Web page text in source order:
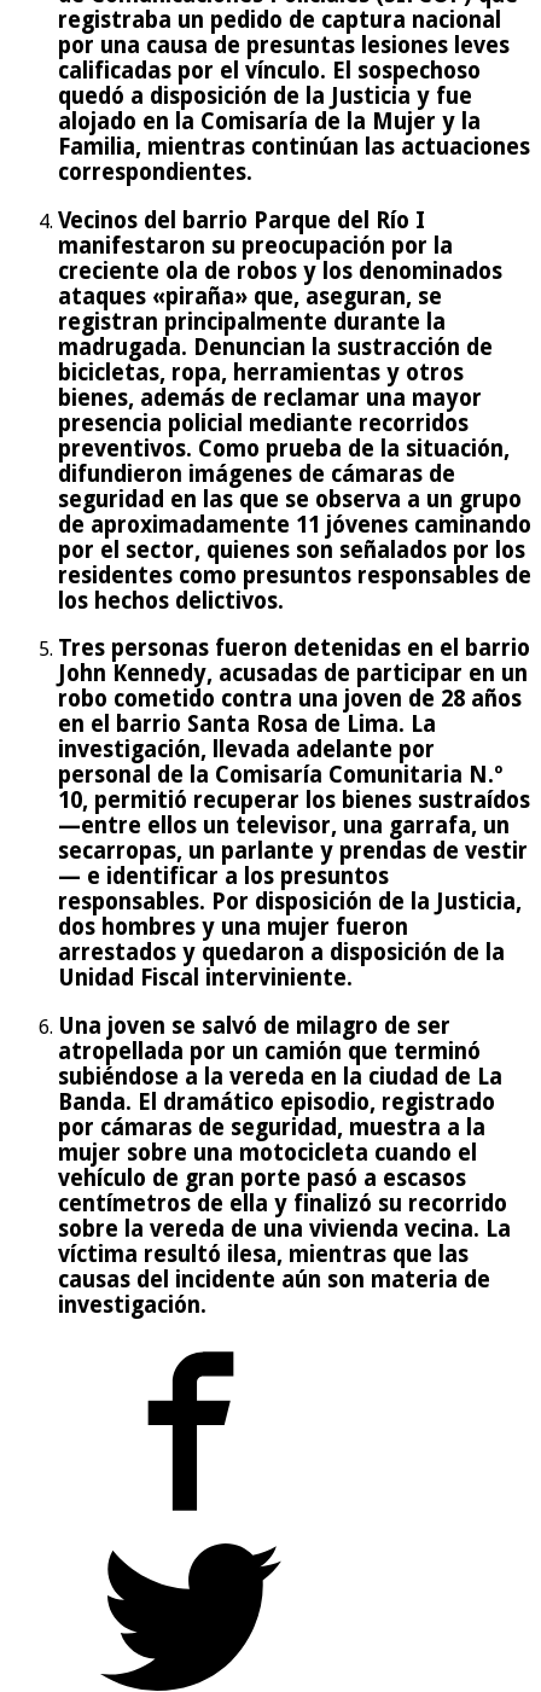
registraba un pedido de captura nacional
por una causa de presuntas lesiones leves
calificadas por el vínculo. El sospechoso
quedó a disposición de la Justicia y fue
alojado en la Comisaría de la Mujer y la
Familia, mientras continúan las actuaciones
correspondientes.
Vecinos del barrio Parque del Río I
manifestaron su preocupación por la
creciente ola de robos y los denominados
ataques «piraña» que, aseguran, se
registran principalmente durante la
madrugada. Denuncian la sustracción de
bicicletas, ropa, herramientas y otros
bienes, además de reclamar una mayor
presencia policial mediante recorridos
preventivos. Como prueba de la situación,
difundieron imágenes de cámaras de
seguridad en las que se observa a un grupo
de aproximadamente 11 jóvenes caminando
por el sector, quienes son señalados por los
residentes como presuntos responsables de
los hechos delictivos.
Tres personas fueron detenidas en el barrio
John Kennedy, acusadas de participar en un
robo cometido contra una joven de 28 años
en el barrio Santa Rosa de Lima. La
investigación, llevada adelante por
personal de la Comisaría Comunitaria N.º
10, permitió recuperar los bienes sustraídos
—entre ellos un televisor, una garrafa, un
secarropas, un parlante y prendas de vestir
— e identificar a los presuntos
responsables. Por disposición de la Justicia,
dos hombres y una mujer fueron
arrestados y quedaron a disposición de la
Unidad Fiscal interviniente.
Una joven se salvó de milagro de ser
atropellada por un camión que terminó
subiéndose a la vereda en la ciudad de La
Banda. El dramático episodio, registrado
por cámaras de seguridad, muestra a la
mujer sobre una motocicleta cuando el
vehículo de gran porte pasó a escasos
centímetros de ella y finalizó su recorrido
sobre la vereda de una vivienda vecina. La
víctima resultó ilesa, mientras que las
causas del incidente aún son materia de
investigación.